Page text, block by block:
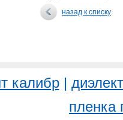
назад к списку
калибр|
пленка